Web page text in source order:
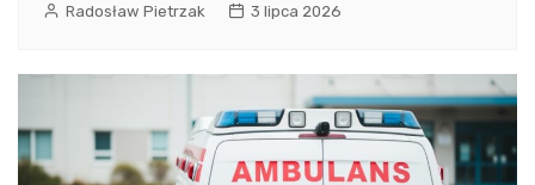
Radosław Pietrzak 3 lipca 2026